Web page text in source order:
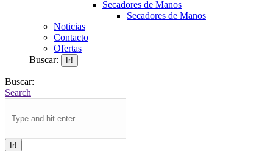
Secadores de Manos
Secadores de Manos
Noticias
Contacto
Ofertas
Buscar:
Buscar:
Search